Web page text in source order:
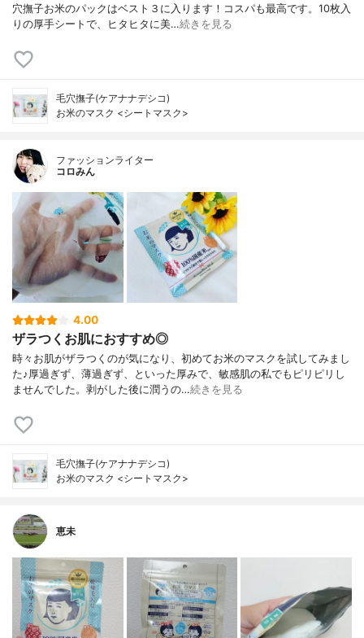
穴撫子お米のパックはベスト３に入ります！コスパも最高です。10枚入
りの厚手シートで、ヒタヒタに美…続きを見る
毛穴撫子(ケアナナデシコ)
お米のマスク <シートマスク>
ファッションライター
コロみん
4.00
ザラつくお肌におすすめ◎
時々お肌がザラつくのが気になり、初めてお米のマスクを試してみまし
た♪厚過ぎず、薄過ぎず、といった厚みで、敏感肌の私でもピリピリし
ませんでした。剥がした後に潤うの…続きを見る
毛穴撫子(ケアナナデシコ)
お米のマスク <シートマスク>
恵未